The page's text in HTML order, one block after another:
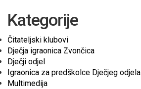
Kategorije
Čitateljski klubovi
Dječja igraonica Zvončica
Dječji odjel
Igraonica za predškolce Dječjeg odjela
Multimedija